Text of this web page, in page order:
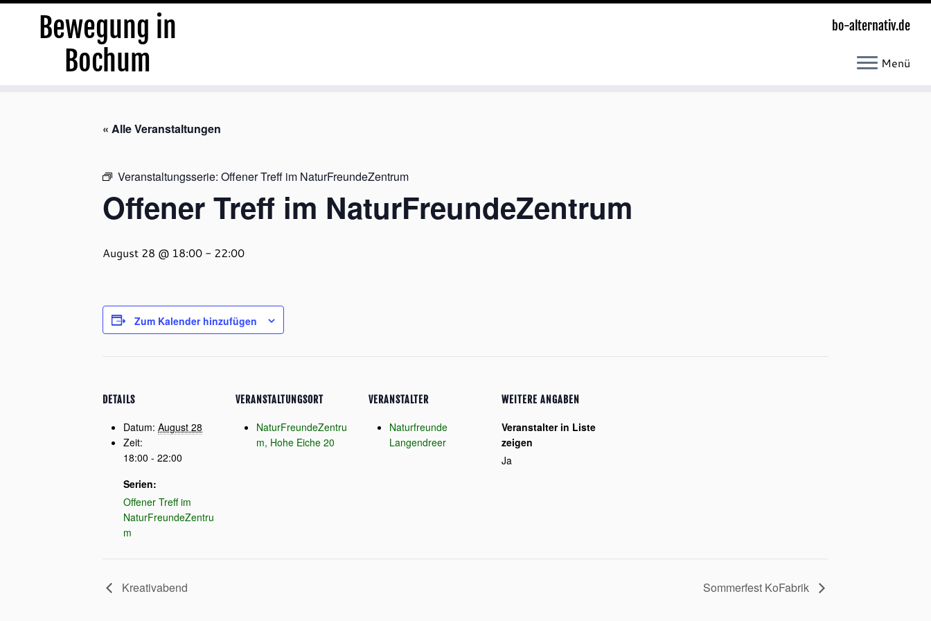
Bewegung in
Bochum
bo-alternativ.de
Menü
« Alle Veranstaltungen
Veranstaltungsserie: Offener Treff im NaturFreundeZentrum
Offener Treff im NaturFreundeZentrum
August 28 @ 18:00 - 22:00
Zum Kalender hinzufügen
DETAILS
Datum: August 28
Zeit:
18:00 - 22:00
Serien:
Offener Treff im
NaturFreundeZentru
m
VERANSTALTUNGSORT
NaturFreundeZentru
m, Hohe Eiche 20
VERANSTALTER
Naturfreunde
Langendreer
WEITERE ANGABEN
Veranstalter in Liste
zeigen
Ja
Kreativabend Sommerfest KoFabrik